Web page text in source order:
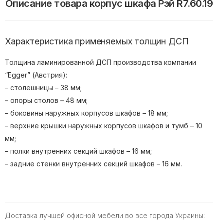
Описание товара корпус шкафа Рэй R7.60.19
Характеристика применяемых толщин ДСП
Толщина ламинированной ДСП производства компании
“Egger” (Австрия):
– столешницы – 38 мм;
– опоры столов – 48 мм;
– боковины наружных корпусов шкафов – 18 мм;
– верхние крышки наружных корпусов шкафов и тумб – 10
мм;
– полки внутренних секций шкафов – 16 мм;
– задние стенки внутренних секций шкафов – 16 мм.
Доставка лучшей офисной мебели во все города Украины: